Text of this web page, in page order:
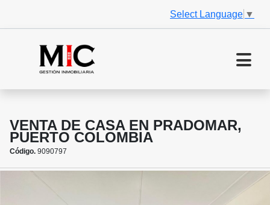
Select Language ▼
VENTA DE CASA EN PRADOMAR,
PUERTO COLOMBIA
Código. 9090797